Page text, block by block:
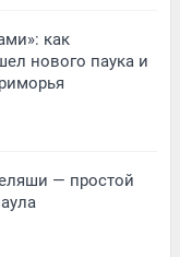
как
нового паука и
— простой